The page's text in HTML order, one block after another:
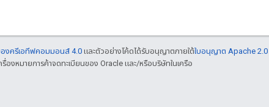
งครีเอทีฟคอมมอนส์ 4.0และตัวอย่างโค้ดได้รับอนุญาตภายใต้ใบอนุญาต Apache 2.0
รื่องหมายการค้าจดทะเบียนของ Oracle และ/หรือบริษัทในเครือ